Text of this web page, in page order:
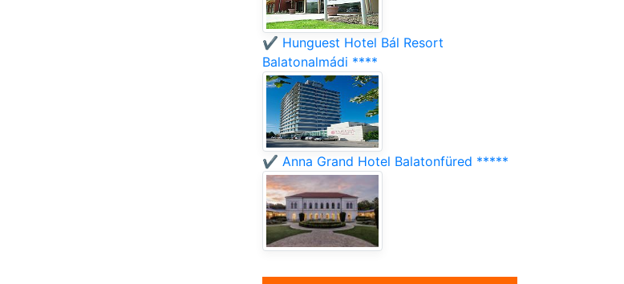
✔️ Hunguest Hotel Bál Resort
Balatonalmádi ****
✔️ Anna Grand Hotel Balatonfüred *****